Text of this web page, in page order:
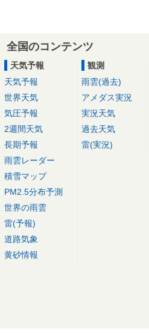
全国のコンテンツ
天気予報
天気予報
世界天気
気圧予報
2週間天気
長期予報
雨雲レーダー
積雪マップ
PM2.5分布予測
世界の雨雲
雷(予報)
道路気象
黄砂情報
観測
雨雲(過去)
アメダス実況
実況天気
過去天気
雷(実況)